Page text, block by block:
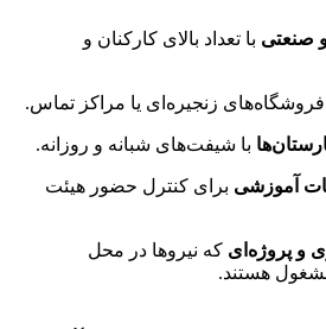
صنعتی با تعداد بالای کارکنان و
زنجیره‌ای یا مراکز تماس.
با شیفت‌های شبانه و روزانه.
آموزشی برای کنترل حضور هیئت
و پروژه‌ای که نیروها در محل
هستند.